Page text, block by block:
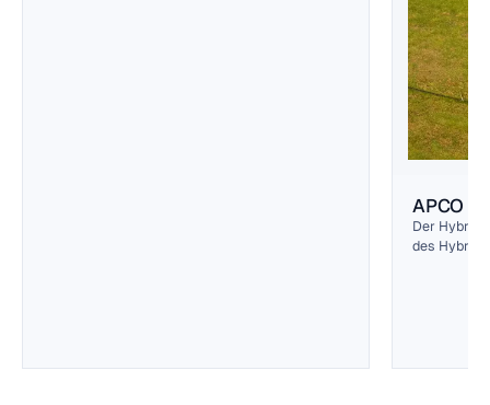
APCO
Der Hybrid
des